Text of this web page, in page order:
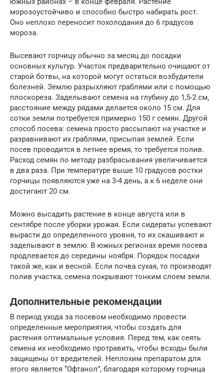
морозоустойчиво и способно быстро набирать рост.
Оно неплохо переносит похолодания до 6 градусов
мороза.
Высевают горчицу обычно за месяц до посадки
основных культур. Участок предварительно очищают от
старой ботвы, на которой могут остаться возбудители
болезней. Землю разрыхляют граблями или с помощью
плоскореза. Заделывают семена на глубину до 1,5-2 см,
расстояние между рядами делается около 15 см. Для
сотки земли потребуется примерно 150 г семян. Другой
способ посева: семена просто рассыпают на участке и
разравнивают их граблями, присыпая землей. Если
посев проводится в летнее время, то требуется полив.
Расход семян по методу разбрасывания увеличивается
в два раза. При температуре выше 10 градусов ростки
горчицы появляются уже на 3-4 день, а к 6 неделе они
достигают 20 см.
Можно высадить растение в конце августа или в
сентябре после уборки урожая. Если сидераты успевают
вырасти до определенного уровня, то их скашивают и
заделывают в землю. В южных регионах время посева
продлевается до середины ноября. Порядок посадки
такой же, как и весной. Если почва сухая, то производят
полив участка, семена покрывают тонким слоем земли.
Дополнительные рекомендации
В период ухода за посевом необходимо провести
определенные мероприятия, чтобы создать для
растения оптимальные условия. Перед тем, как сеять
семена их необходимо протравить, чтобы всходы были
защищены от вредителей. Неплохим препаратом для
этого является “Офтанол”, благодаря которому горчица